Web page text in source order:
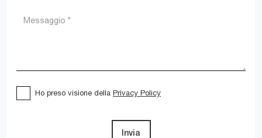
Ho preso visione della Privacy Policy
Invia